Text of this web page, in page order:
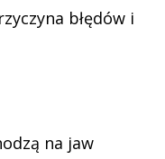
błędów i
na jaw